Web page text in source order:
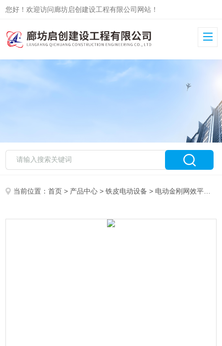
您好！欢迎访问廊坊启创建设工程有限公司网站！
当前位置：首页 > 产品中心 >铁皮电动设备 > 电动金刚网效平机